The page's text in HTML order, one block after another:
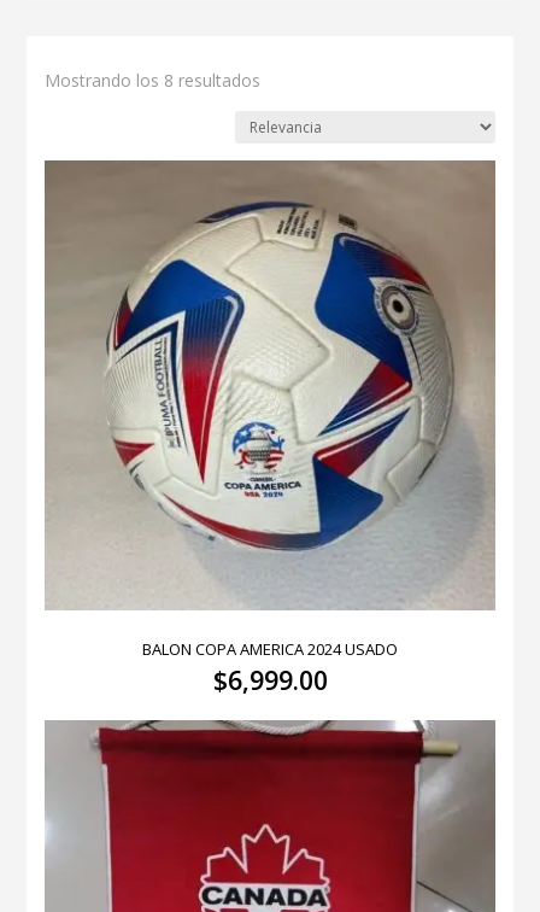
Mostrando los 8 resultados
BALON COPA AMERICA 2024 USADO
$6,999.00